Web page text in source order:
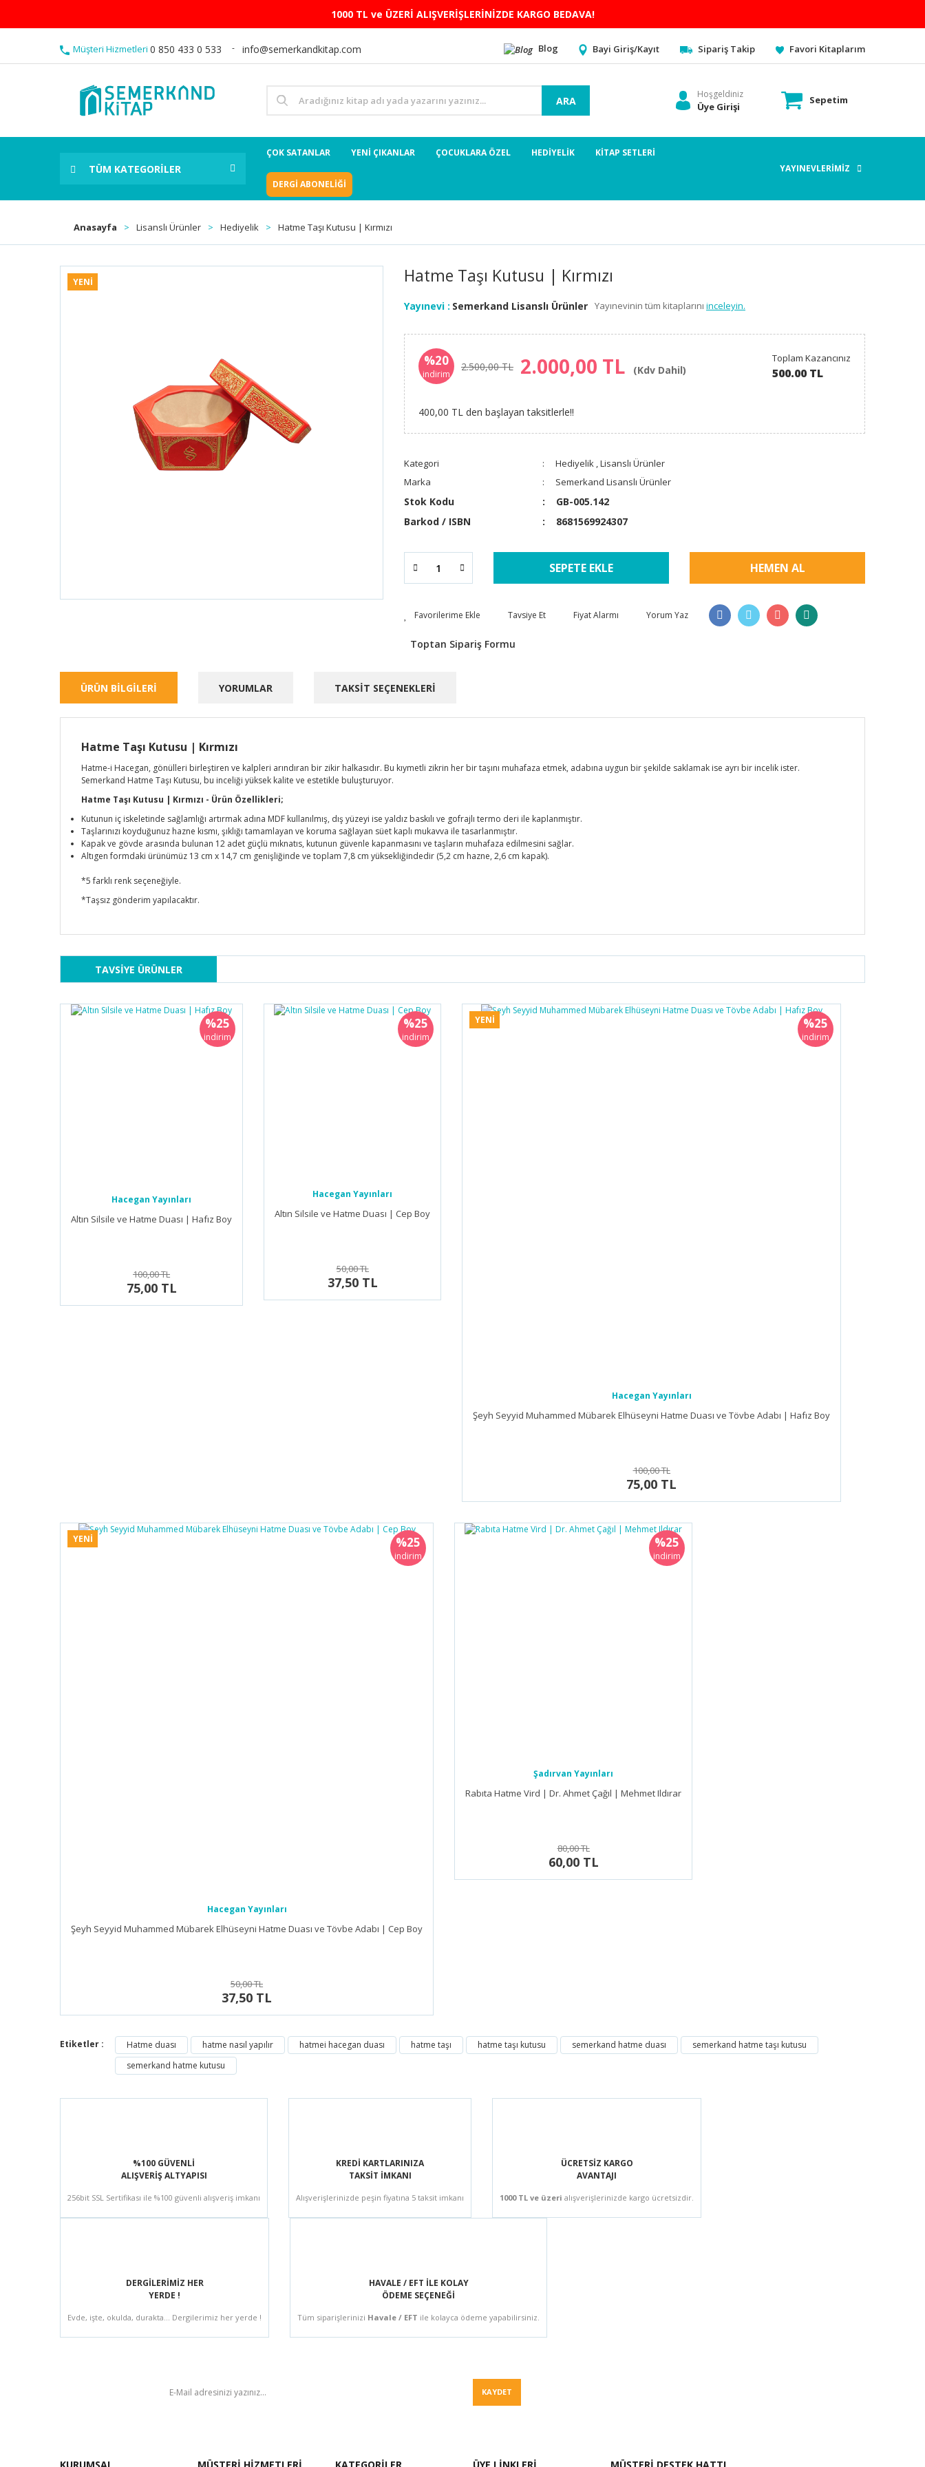
1000 TL ve ÜZERİ ALIŞVERİŞLERİNİZDE KARGO BEDAVA!
Müşteri Hizmetleri 0 850 433 0 533 info@semerkandkitap.com Blog Bayi Giriş/Kayıt Sipariş Takip Favori Kitaplarım
ARA
Hoşgeldiniz
Üye Girişi
Sepetim
TÜM KATEGORİLER
ÇOK SATANLAR YENİ ÇIKANLAR ÇOCUKLARA ÖZEL HEDİYELİK KİTAP SETLERİ
DERGİ ABONELİĞİ
YAYINEVLERİMİZ
Anasayfa Lisanslı Ürünler Hediyelik Hatme Taşı Kutusu | Kırmızı
YENİ Hatme Taşı Kutusu | Kırmızı
Yayınevi : Semerkand Lisanslı Ürünler Yayınevinin tüm kitaplarını inceleyin.
%20
indirim
2.500,00 TL 2.000,00 TL (Kdv Dahil)
Toplam Kazancınız
500.00 TL
400,00 TL den başlayan taksitlerle!!
Kategori Hediyelik ,Lisanslı Ürünler
Marka
Semerkand Lisanslı Ürünler
Stok Kodu
GB-005.142
Barkod / ISBN
8681569924307
SEPETE EKLE HEMEN AL
Tavsiye Et Fiyat Alarmı Yorum Yaz
Toptan Sipariş Formu
ÜRÜN BİLGİLERİ YORUMLAR TAKSİT SEÇENEKLERİ
Hatme Taşı Kutusu | Kırmızı
Hatme-i Hacegan, gönülleri birleştiren ve kalpleri arındıran bir zikir halkasıdır. Bu kıymetli zikrin her bir taşını muhafaza etmek, adabına uygun bir şekilde saklamak ise ayrı bir incelik ister.
Semerkand Hatme Taşı Kutusu, bu inceliği yüksek kalite ve estetikle buluşturuyor.
Hatme Taşı Kutusu | Kırmızı - Ürün Özellikleri;
Kutunun iç iskeletinde sağlamlığı artırmak adına MDF kullanılmış, dış yüzeyi ise yaldız baskılı ve gofrajlı termo deri ile kaplanmıştır.
Taşlarınızı koyduğunuz hazne kısmı, şıklığı tamamlayan ve koruma sağlayan süet kaplı mukavva ile tasarlanmıştır.
Kapak ve gövde arasında bulunan 12 adet güçlü mıknatıs, kutunun güvenle kapanmasını ve taşların muhafaza edilmesini sağlar.
Altıgen formdaki ürünümüz 13 cm x 14,7 cm genişliğinde ve toplam 7,8 cm yüksekliğindedir (5,2 cm hazne, 2,6 cm kapak).
*5 farklı renk seçeneğiyle.
*Taşsız gönderim yapılacaktır.
Bu ürüne ilk yorumu siz yapın!
Yorum Yaz
TAVSİYE ÜRÜNLER
%25
indirim
Hacegan Yayınları
Altın Silsile ve Hatme Duası | Hafız Boy
100,00 TL
75,00 TL
%25
indirim
Hacegan Yayınları
Altın Silsile ve Hatme Duası | Cep Boy
50,00 TL
37,50 TL
YENİ %25
indirim
Hacegan Yayınları
Şeyh Seyyid Muhammed Mübarek Elhüseyni Hatme Duası ve Tövbe Adabı | Hafız Boy
100,00 TL
75,00 TL
YENİ %25
indirim
Hacegan Yayınları
Şeyh Seyyid Muhammed Mübarek Elhüseyni Hatme Duası ve Tövbe Adabı | Cep Boy
50,00 TL
37,50 TL
%25
indirim
Şadırvan Yayınları
Rabıta Hatme Vird | Dr. Ahmet Çağıl | Mehmet Ildırar
80,00 TL
60,00 TL
Etiketler : Hatme duası hatme nasıl yapılır hatmei hacegan duası hatme taşı hatme taşı kutusu semerkand hatme duası
semerkand hatme taşı kutusu
semerkand hatme kutusu
%100 GÜVENLİ
ALIŞVERİŞ ALTYAPISI
256bit SSL Sertifikası ile %100 güvenli alışveriş imkanı
KREDİ KARTLARINIZA
TAKSİT İMKANI
Alışverişlerinizde peşin fiyatına 5 taksit imkanı
ÜCRETSİZ KARGO
AVANTAJI
1000 TL ve üzeri alışverişlerinizde kargo ücretsizdir.
DERGİLERİMİZ HER
YERDE !
Evde, işte, okulda, durakta... Dergilerimiz her yerde !
HAVALE / EFT İLE KOLAY
ÖDEME SEÇENEĞİ
Tüm siparişlerinizi Havale / EFT ile kolayca ödeme yapabilirsiniz.
KAYDET
KURUMSAL MÜŞTERİ HİZMETLERİ KATEGORİLER ÜYE LİNKLERİ MÜŞTERİ DESTEK HATTI